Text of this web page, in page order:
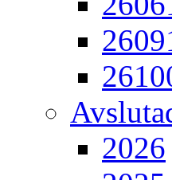
2026